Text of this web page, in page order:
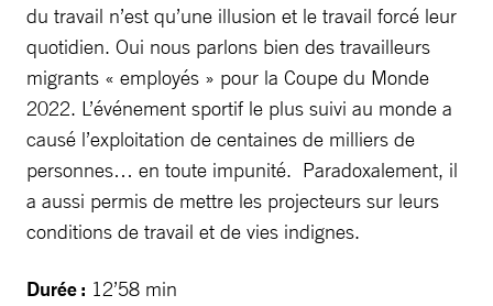
du travail n’est qu’une illusion et le travail forcé leur
quotidien. Oui nous parlons bien des travailleurs
migrants « employés » pour la Coupe du Monde
2022. L’événement sportif le plus suivi au monde a
causé l’exploitation de centaines de milliers de
personnes… en toute impunité. Paradoxalement, il
a aussi permis de mettre les projecteurs sur leurs
conditions de travail et de vies indignes.
Durée : 12’58 min